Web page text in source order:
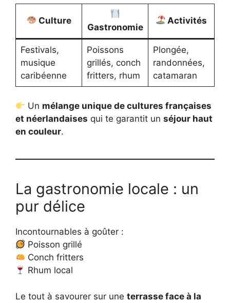
Culture
Gastronomie
Activités
Festivals,
musique
caribéenne
Poissons
grillés, conch
fritters, rhum
Plongée,
randonnées,
catamaran
Un mélange unique de cultures françaises
et néerlandaises qui te garantit un séjour haut
en couleur.
La gastronomie locale : un
pur délice
Incontournables à goûter :
Poisson grillé
Conch fritters
Rhum local
Le tout à savourer sur une terrasse face à la